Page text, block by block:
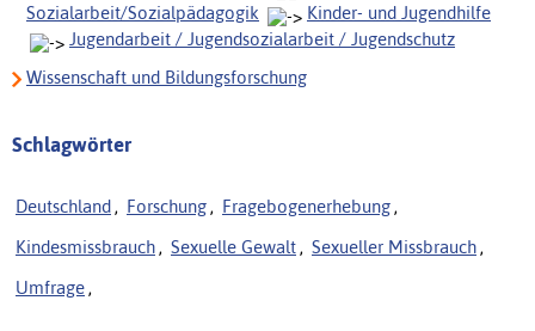
Sozialarbeit/Sozialpädagogik
Kinder- und Jugendhilfe
Jugendarbeit / Jugendsozialarbeit / Jugendschutz
Wissenschaft und Bildungsforschung
Schlagwörter
Deutschland , Forschung , Fragebogenerhebung ,
Kindesmissbrauch , Sexuelle Gewalt , Sexueller Missbrauch ,
Umfrage ,